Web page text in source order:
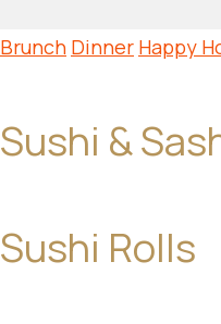
Brunch Dinner Happy
Sushi &
Sushi Rolls